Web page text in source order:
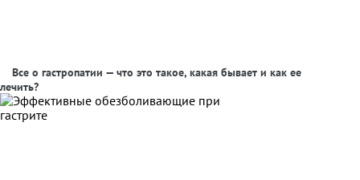
Все о гастропатии — что это такое, какая бывает и как ее
лечить?